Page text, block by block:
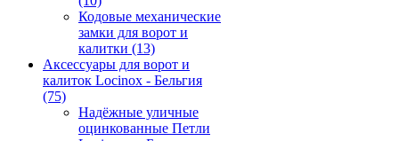
Кодовые механические
замки для ворот и
калитки (13)
Аксессуары для ворот и
калиток Locinox - Бельгия
(75)
Надёжные уличные
оцинкованные Петли